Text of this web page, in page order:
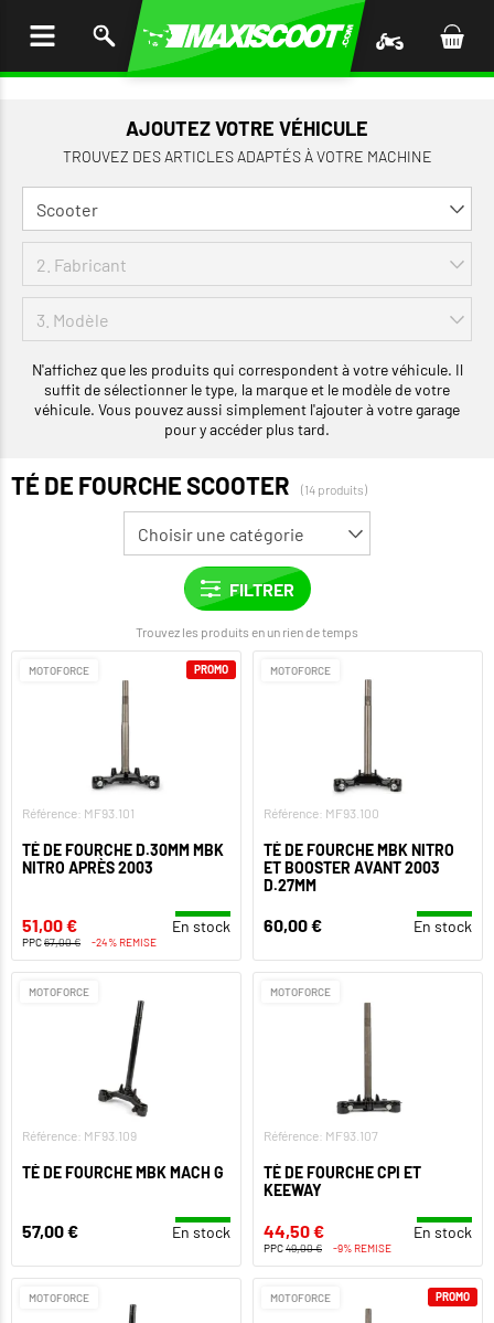
AJOUTEZ VOTRE VÉHICULE
TROUVEZ DES ARTICLES ADAPTÉS À VOTRE MACHINE
N'affichez que les produits qui correspondent à votre véhicule. Il
suffit de sélectionner le type, la marque et le modèle de votre
véhicule. Vous pouvez aussi simplement l'ajouter à votre garage
pour y accéder plus tard.
TÉ DE FOURCHE SCOOTER (14 produits)
Trouvez les produits en un rien de temps
MOTOFORCE
Référence: MF93.101
TÉ DE FOURCHE D.30MM MBK
NITRO APRÈS 2003
51,00 € En stock
PPC67,00 € -24% REMISE
PROMO MOTOFORCE
Référence: MF93.100
TÉ DE FOURCHE MBK NITRO
ET BOOSTER AVANT 2003
D.27MM
60,00 € En stock
MOTOFORCE
Référence: MF93.109
TÉ DE FOURCHE MBK MACH G
57,00 € En stock
MOTOFORCE
Référence: MF93.107
TÉ DE FOURCHE CPI ET
KEEWAY
44,50 € En stock
PPC49,00 € -9% REMISE
MOTOFORCE MOTOFORCE PROMO